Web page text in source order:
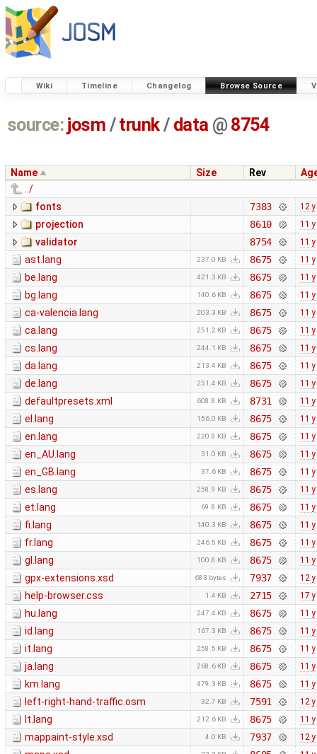
Wiki Timeline Changelog Browse Source
source: josm / trunk/ data @ 8754
Name Size Rev
../
fonts
7383 12
projection 8610 11
validator 8754 11
ast.lang 237.0 KB 8675 11
be.lang 421.3 KB 8675 11
bg.lang 140.6 KB 8675 11
ca-valencia.lang 203.3 KB 8675 11
ca.lang 251.2 KB 8675 11
cs.lang 244.1 KB 8675 11
da.lang 213.4 KB 8675 11
de.lang 251.4 KB 8675 11
defaultpresets.xml 608.8 KB 8731 11
el.lang 156.0 KB 8675 11
en.lang 220.8 KB 8675 11
en_AU.lang 31.0 KB 8675 11
en_GB.lang 37.6 KB 8675 11
es.lang 258.9 KB 8675 11
et.lang 69.8 KB 8675 11
fi.lang 140.3 KB 8675 11
fr.lang 246.5 KB 8675 11
gl.lang 100.8 KB 8675 11
gpx-extensions.xsd 683 bytes 7937 12
help-browser.css 1.4 KB 2715 17
hu.lang 247.4 KB 8675 11
id.lang 167.3 KB 8675 11
it.lang 258.5 KB 8675 11
ja.lang 268.6 KB 8675 11
km.lang 479.3 KB 8675 11
left-right-hand-traffic.osm 32.7 KB 7591 12
lt.lang 212.6 KB 8675 11
mappaint-style.xsd 4.0 KB 7937 12